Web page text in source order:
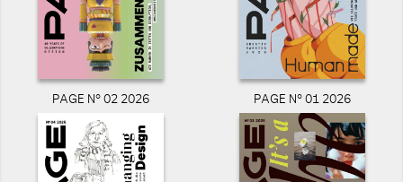
PAGE N° 02 2026 PAGE N° 01 2026